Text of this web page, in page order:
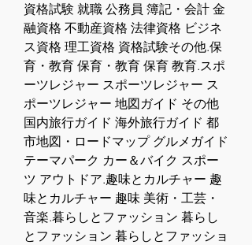
資格試験 就職 公務員 簿記・会計 金
融資格 不動産資格 法律資格 ビジネ
ス資格 理工資格 資格試験その他.保
育・教育 保育・教育 保育 教育.スポ
ーツレジャー スポーツレジャー ス
ポーツレジャー 地図ガイド その他
国内旅行ガイド 海外旅行ガイド 都
市地図・ロードマップ グルメガイド
テーマパーク カー＆バイク スポー
ツ アウトドア.趣味とカルチャー 趣
味とカルチャー 趣味 美術・工芸・
音楽.暮らしとファッション 暮らし
とファッション 暮らしとファッショ